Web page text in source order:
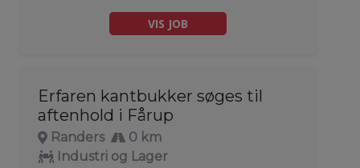
VIS JOB
Erfaren kantbukker søges til
aftenhold i Fårup
Randers
0 km
Industri og Lager